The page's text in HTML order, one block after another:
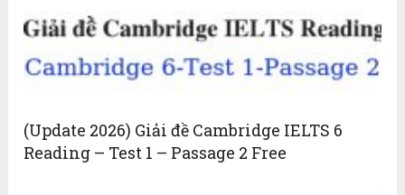
(Update 2026) Giải đề Cambridge IELTS 6
Reading – Test 1 – Passage 2 Free